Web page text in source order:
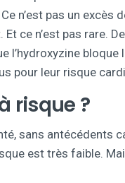
n’est pas un excès
ce n’est pas rare.
l’hydroxyzine bloque
pour leur risque
risque ?
sans antécédents
est très faible.